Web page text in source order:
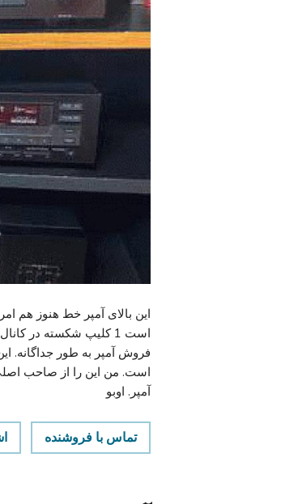
این بالای آمپر خط هنوز هم
است 1 کلیپ شکسته در
فروش آمپر به طور جداگانه.
آمپر. اوبو
تماس با فروشنده